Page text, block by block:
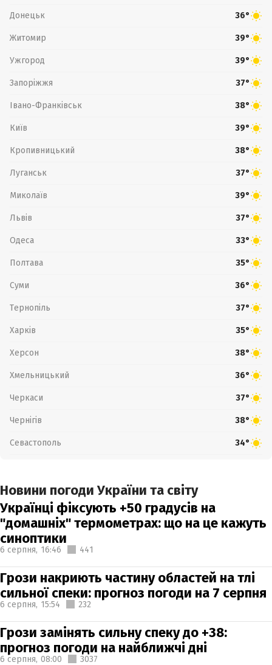
Донецьк 36°
Житомир 39°
Ужгород 39°
Запоріжжя 37°
Івано-Франківськ 38°
Київ 39°
Кропивницький 38°
Луганськ 37°
Миколаїв 39°
Львів 37°
Одеса 33°
Полтава 35°
Суми 36°
Тернопіль 37°
Харків 35°
Херсон 38°
Хмельницький 36°
Черкаси 37°
Чернігів 38°
Севастополь 34°
Новини погоди України та світу
Українці фіксують +50 градусів на
"домашніх" термометрах: що на це кажуть
синоптики
6 серпня, 16:46 441
Грози накриють частину областей на тлі
сильної спеки: прогноз погоди на 7 серпня
6 серпня, 15:54 232
Грози замінять сильну спеку до +38:
прогноз погоди на найближчі дні
6 серпня, 08:00 3037